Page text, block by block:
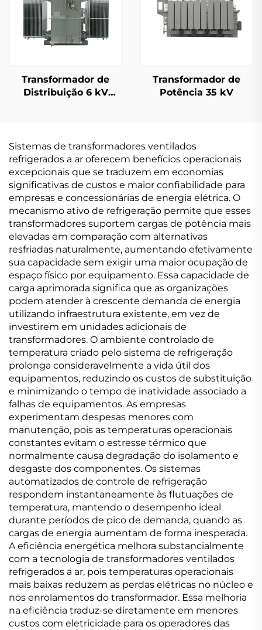
Transformador de
Distribuição 6 kV
Transformador de
Potência 35 kV
Sistemas de transformadores ventilados
refrigerados a ar oferecem benefícios operacionais
excepcionais que se traduzem em economias
significativas de custos e maior confiabilidade para
empresas e concessionárias de energia elétrica. O
mecanismo ativo de refrigeração permite que esses
transformadores suportem cargas de potência mais
elevadas em comparação com alternativas
resfriadas naturalmente, aumentando efetivamente
sua capacidade sem exigir uma maior ocupação de
espaço físico por equipamento. Essa capacidade de
carga aprimorada significa que as organizações
podem atender à crescente demanda de energia
utilizando infraestrutura existente, em vez de
investirem em unidades adicionais de
transformadores. O ambiente controlado de
temperatura criado pelo sistema de refrigeração
prolonga consideravelmente a vida útil dos
equipamentos, reduzindo os custos de substituição
e minimizando o tempo de inatividade associado a
falhas de equipamentos. As empresas
experimentam despesas menores com
manutenção, pois as temperaturas operacionais
constantes evitam o estresse térmico que
normalmente causa degradação do isolamento e
desgaste dos componentes. Os sistemas
automatizados de controle de refrigeração
respondem instantaneamente às flutuações de
temperatura, mantendo o desempenho ideal
durante períodos de pico de demanda, quando as
cargas de energia aumentam de forma inesperada.
A eficiência energética melhora substancialmente
com a tecnologia de transformadores ventilados
refrigerados a ar, pois temperaturas operacionais
mais baixas reduzem as perdas elétricas no núcleo e
nos enrolamentos do transformador. Essa melhoria
na eficiência traduz-se diretamente em menores
custos com eletricidade para os operadores das